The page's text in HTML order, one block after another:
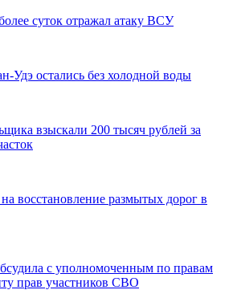
суток отражал атаку ВСУ
Удэ остались без холодной воды
взыскали 200 тысяч рублей за
восстановление размытых дорог в
с уполномоченным по правам
прав участников СВО